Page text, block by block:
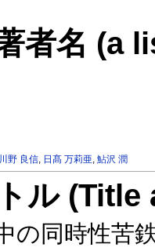
者名 (a
川野 良信, 日髙 万莉亜,鮎沢 潤
ル
の同時性苦